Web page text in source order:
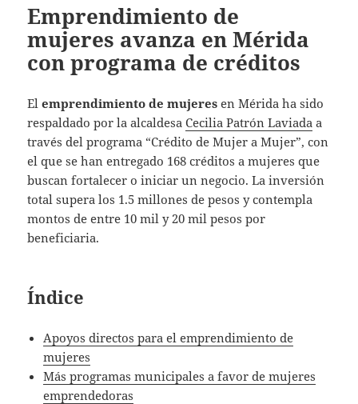
Emprendimiento de
mujeres avanza en Mérida
con programa de créditos
Elemprendimiento de mujeres en Mérida ha sido
respaldado por la alcaldesaCecilia Patrón Laviada a
través del programa “Crédito de Mujer a Mujer”, con
el que se han entregado 168 créditos a mujeres que
buscan fortalecer o iniciar un negocio. La inversión
total supera los 1.5 millones de pesos y contempla
montos de entre 10 mil y 20 mil pesos por
beneficiaria.
Índice
Apoyos directos para el emprendimiento de
mujeres
Más programas municipales a favor de mujeres
emprendedoras